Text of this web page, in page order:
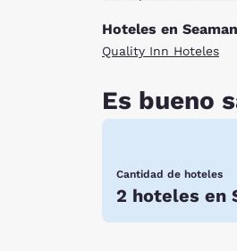
Hoteles en
Quality Inn Hoteles
Es bueno
Cantidad de hoteles
2 hoteles en